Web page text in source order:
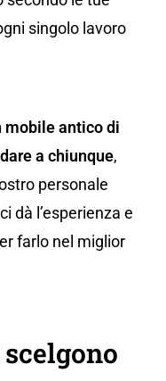
singolo lavoro
mobile antico di
a chiunque,
personale
dà l’esperienza e
farlo nel miglior